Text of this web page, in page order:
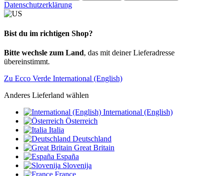
Datenschutzerklärung
Bist du im richtigen Shop?
Bitte wechsle zum Land, das mit deiner Lieferadresse
übereinstimmt.
Zu Ecco Verde International (English)
Anderes Lieferland wählen
International (English)
Österreich
Italia
Deutschland
Great Britain
España
Slovenija
France